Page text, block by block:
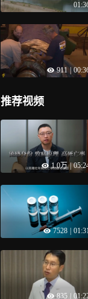
911
推荐视频
1.0万
7528
835